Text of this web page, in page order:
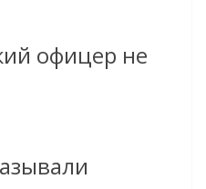
офицер не